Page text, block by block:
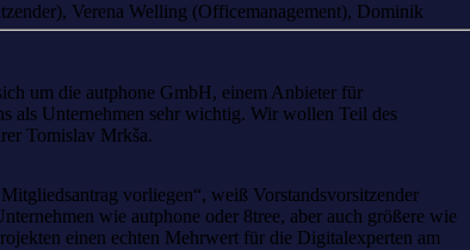
Verena Welling (Officemanagement), Dominik
um die autphone GmbH, einem Anbieter für
als Unternehmen sehr wichtig. Wir wollen Teil des
Tomislav Mrkša.
vorliegen“, weiß Vorstandsvorsitzender
wie autphone oder 8tree, aber auch größere wie
einen echten Mehrwert für die Digitalexperten am